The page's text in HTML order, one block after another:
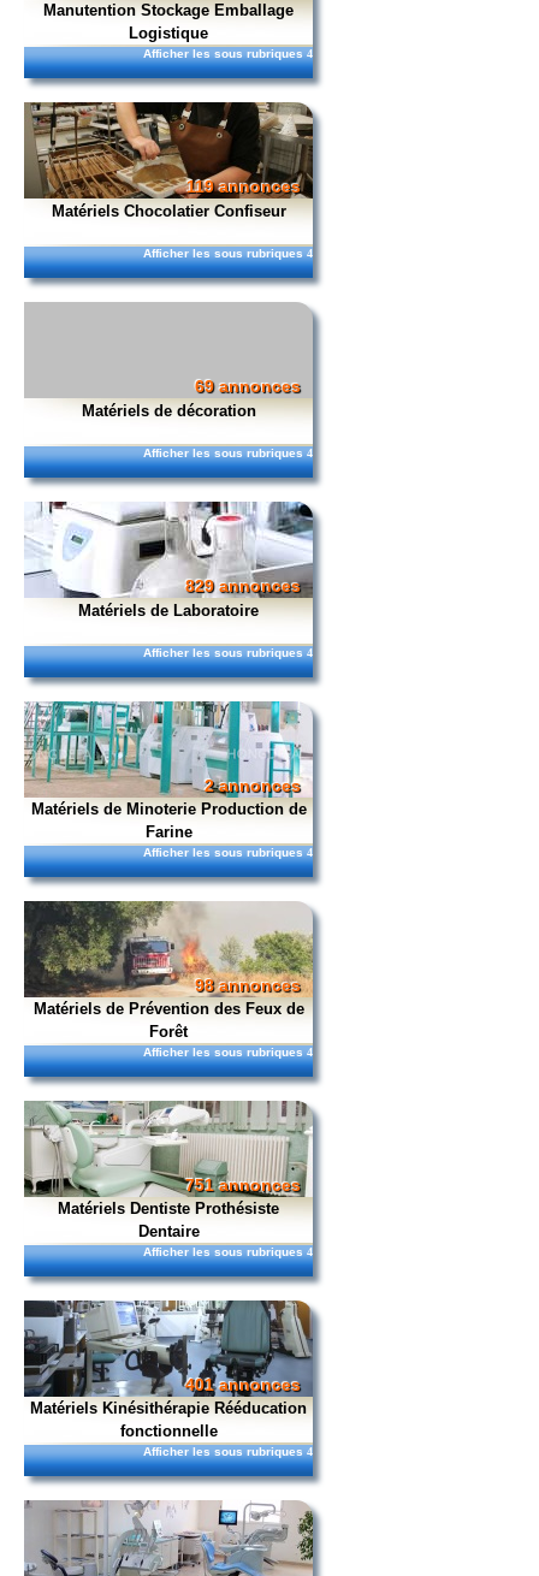
Manutention Stockage Emballage
Logistique
Afficher les sous rubriques 4
119 annonces
Matériels Chocolatier Confiseur
Afficher les sous rubriques 4
69 annonces
Matériels de décoration
Afficher les sous rubriques 4
829 annonces
Matériels de Laboratoire
Afficher les sous rubriques 4
2 annonces
Matériels de Minoterie Production de
Farine
Afficher les sous rubriques 4
98 annonces
Matériels de Prévention des Feux de
Forêt
Afficher les sous rubriques 4
751 annonces
Matériels Dentiste Prothésiste
Dentaire
Afficher les sous rubriques 4
401 annonces
Matériels Kinésithérapie Rééducation
fonctionnelle
Afficher les sous rubriques 4